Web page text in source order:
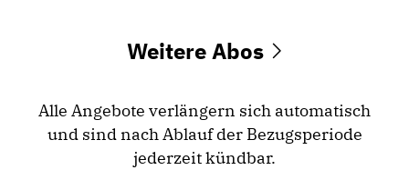
Weitere Abos
Alle Angebote verlängern sich automatisch
und sind nach Ablauf der Bezugsperiode
jederzeit kündbar.